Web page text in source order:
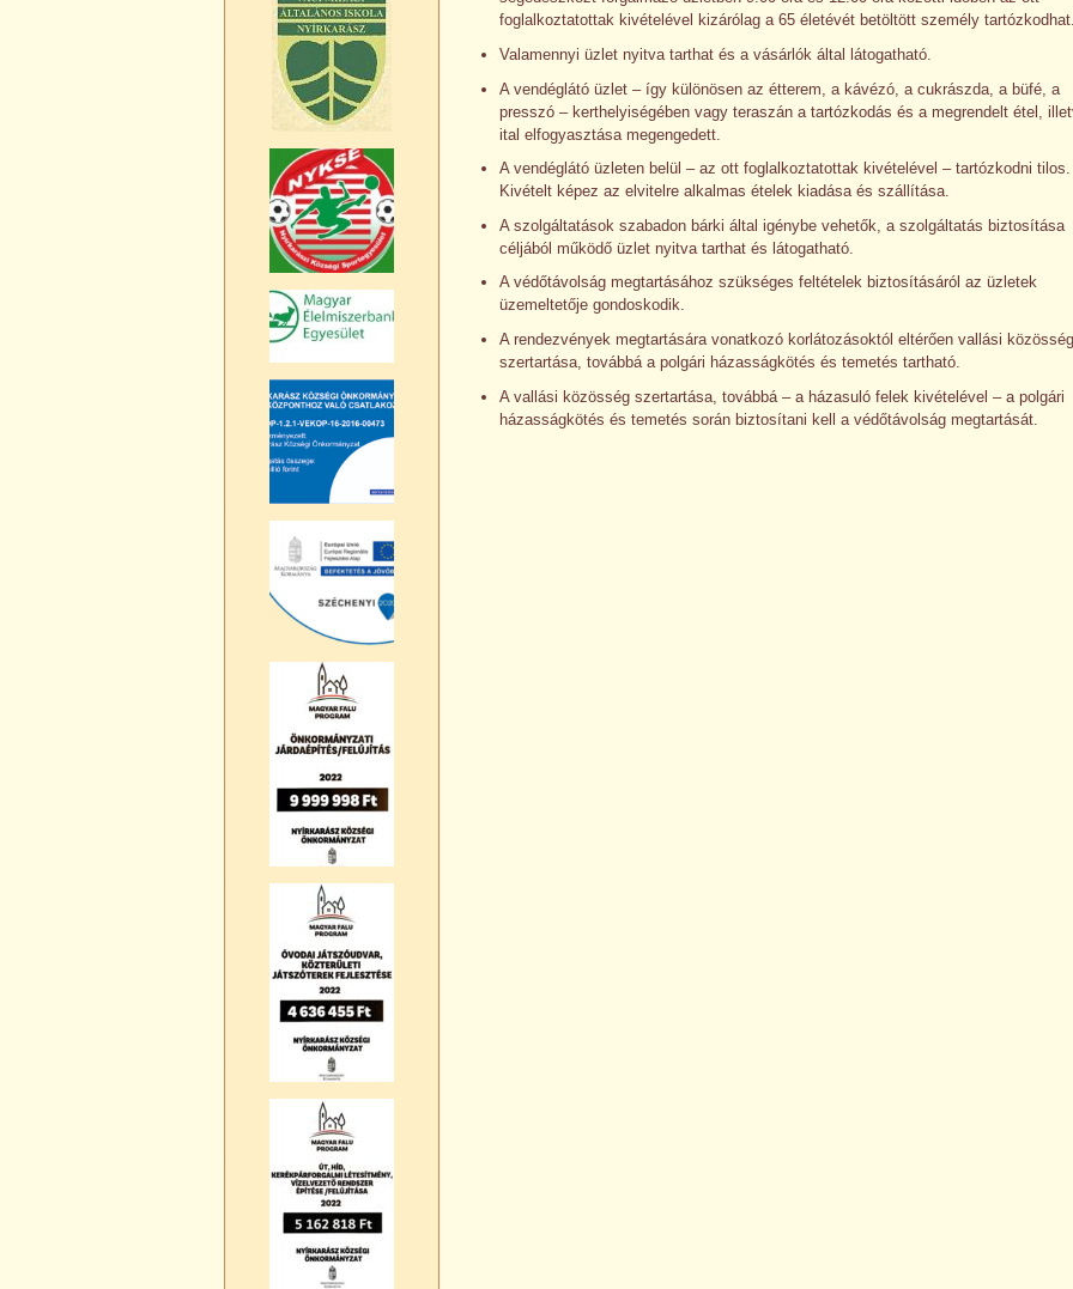
foglalkoztatottak kivételével kizárólag a 65 életévét betöltött személy
Valamennyi üzlet nyitva tarthat és a vásárlók által látogatható.
A vendéglátó üzlet – így különösen az étterem, a kávézó, a cukrászda, a büfé, a
presszó – kerthelyiségében vagy teraszán a tartózkodás és a megrendelt étel,
ital elfogyasztása megengedett.
A vendéglátó üzleten belül – az ott foglalkoztatottak kivételével – tartózkodni tilos.
Kivételt képez az elvitelre alkalmas ételek kiadása és szállítása.
A szolgáltatások szabadon bárki által igénybe vehetők, a szolgáltatás biztosítása
céljából működő üzlet nyitva tarthat és látogatható.
A védőtávolság megtartásához szükséges feltételek biztosításáról az üzletek
üzemeltetője gondoskodik.
A rendezvények megtartására vonatkozó korlátozásoktól eltérően vallási közösség
szertartása, továbbá a polgári házasságkötés és temetés tartható.
A vallási közösség szertartása, továbbá – a házasuló felek kivételével – a polgári
házasságkötés és temetés során biztosítani kell a védőtávolság megtartását.